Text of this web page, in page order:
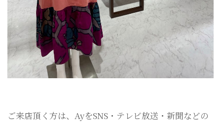
ご来店頂く方は、AyをSNS・テレビ放送・新聞などの